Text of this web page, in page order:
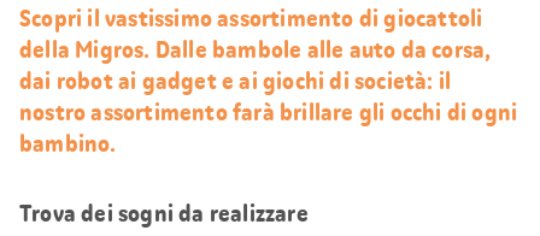
Scopri il vastissimo assortimento di giocattoli
della Migros. Dalle bambole alle auto da corsa,
dai robot ai gadget e ai giochi di società: il
nostro assortimento farà brillare gli occhi di ogni
bambino.
Trova dei sogni da realizzare